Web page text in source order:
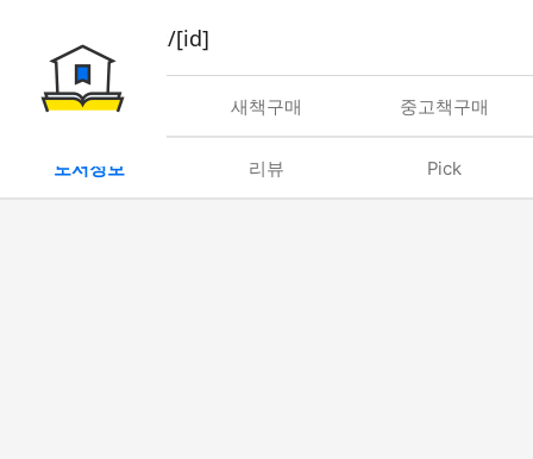
book/rent/[id]
대여 새책구매 중고책구매
도서정보 리뷰 Pick